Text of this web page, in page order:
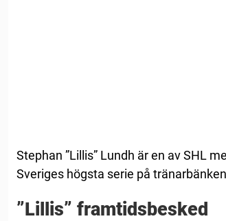
Stephan ”Lillis” Lundh är en av SHL
Sveriges högsta serie på
”Lillis” framtidsbesked